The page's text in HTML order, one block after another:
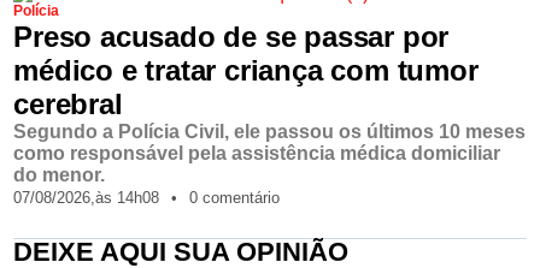
Polícia
Preso acusado de se passar por
médico e tratar criança com tumor
cerebral
Segundo a Polícia Civil, ele passou os últimos 10 meses
como responsável pela assistência médica domiciliar
do menor.
07/08/2026,às 14h08 • 0 comentário
DEIXE AQUI SUA OPINIÃO